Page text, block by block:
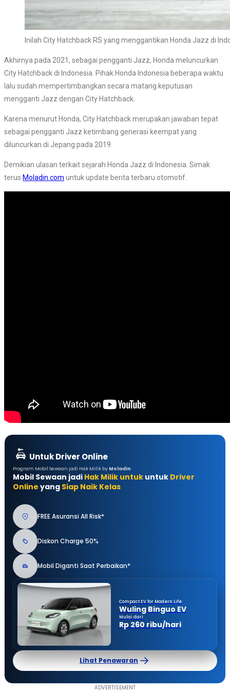
Inilah City Hatchback RS yang menggantikan Honda Jazz di
Akhirnya pada 2021, sebagai pengganti Jazz, Honda meluncurkan
City Hatchback di Indonesia. Pihak Honda Indonesia beberapa waktu
lalu sudah mempertimbangkan secara matang keputusan
mengganti Jazz dengan City Hatchback.
Karena menurut Honda, City Hatchback merupakan jawaban tepat
sebagai pengganti Jazz ketimbang generasi keempat yang
diluncurkan di Jepang pada 2019.
Demikian ulasan terkait sejarah Honda Jazz di Indonesia. Simak
terus Moladin.com untuk update berita terbaru otomotif.
Untuk Driver Online
Program Mobil Sewaan jadi Hak Milik by Moladin
Mobil Sewaan jadi Hak Milik untuk untuk Driver
Online yang Siap Naik Kelas
FREE Asuransi All Risk*
Diskon Charge 50%
Mobil Diganti Saat Perbaikan*
Compact EV for Modern Life
Wuling Binguo EV
Mulai dari
Rp 260 ribu/hari
Lihat Penawaran